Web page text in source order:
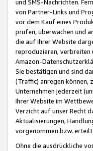
und SMS-Nachrichten.
von Partner-Links und
vor dem Kauf eines
prüfen, überwachen und
die auf Ihrer Website
reproduzieren, verbreiten
Amazon-
Sie bestätigen und sind
(Traffic) anregen können,
Unternehmen jederzeit
Ihrer Website im
Verzicht auf unser Recht
Aktualisierungen,
vorgenommen bzw.
Ohne die ausdrückliche